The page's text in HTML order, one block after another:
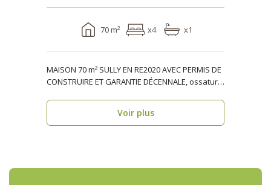
70 m² x4 x1
MAISON 70 m² SULLY EN RE2020 AVEC PERMIS DE
CONSTRUIRE ET GARANTIE DÉCENNALE, ossature
Voir plus